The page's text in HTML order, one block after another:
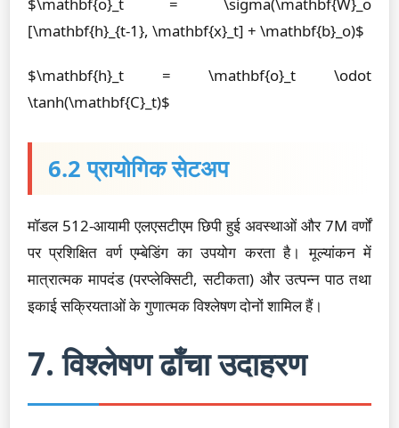
[\mathbf{h}_{t-1}, \mathbf{x}_t] + \mathbf{b}_o)$
$\mathbf{h}_t = \mathbf{o}_t \odot
\tanh(\mathbf{C}_t)$
6.2 प्रायोगिक सेटअप
मॉडल 512-आयामी एलएसटीएम छिपी हुई अवस्थाओं और 7M वर्णों
पर प्रशिक्षित वर्ण एम्बेडिंग का उपयोग करता है। मूल्यांकन में
मात्रात्मक मापदंड (परप्लेक्सिटी, सटीकता) और उत्पन्न पाठ तथा
इकाई सक्रियताओं के गुणात्मक विश्लेषण दोनों शामिल हैं।
7. विश्लेषण ढाँचा उदाहरण